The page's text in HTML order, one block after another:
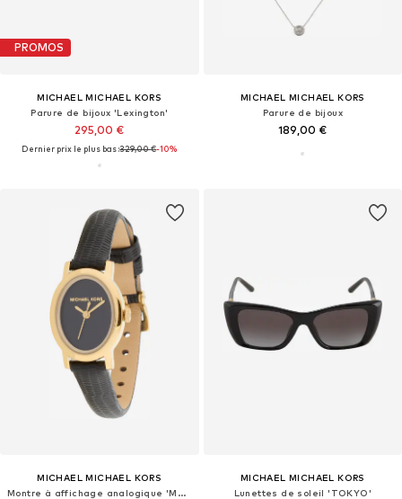
PROMOS
MICHAEL MICHAEL KORS
Parure de bijoux 'Lexington'
295,00 €
Dernier prix le plus bas :329,00 €-10%
MICHAEL MICHAEL KORS
Parure de bijoux
189,00 €
MICHAEL MICHAEL KORS
Montre à affichage analogique 'MAUDE'
MICHAEL MICHAEL KORS
Lunettes de soleil 'TOKYO'